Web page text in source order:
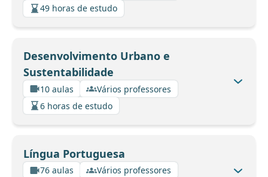
49 horas de estudo
Desenvolvimento Urbano e
Sustentabilidade
10 aulas
Vários professores
6 horas de estudo
Língua Portuguesa
76 aulas
Vários professores